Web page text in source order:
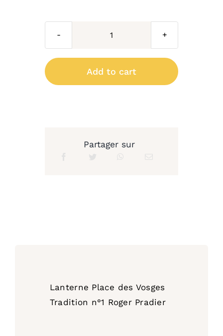
Lanterne
des
Vosges
Add to cart
Partager sur
Lanterne Place des Vosges
Tradition n°1 Roger Pradier